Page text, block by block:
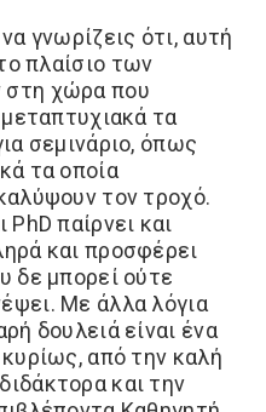
γνωρίζεις ότι, αυτή
πλαίσιο των
στη χώρα που
τα
σεμινάριο, όπως
τα οποία
τον τροχό.
παίρνει και
και προσφέρει
δε μπορεί ούτε
Με άλλα λόγια
δουλειά είναι ένα
από την καλή
και την